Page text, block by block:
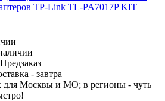
TP-Link TL-PA7017P KIT
Предзаказ
- завтра
для Москвы и МО; в регионы - чуть